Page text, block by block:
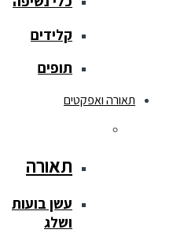
קלידים
תופים
תאורה ואפקטים
תאורה
עשן בועות
ושלג